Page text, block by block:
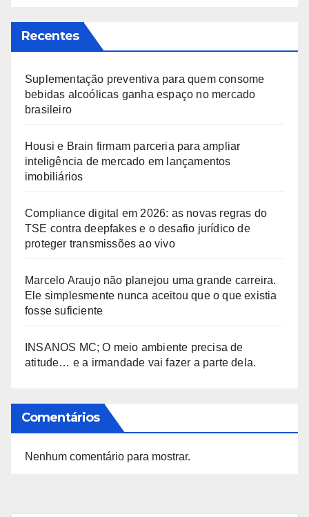
Recentes
Suplementação preventiva para quem consome
bebidas alcoólicas ganha espaço no mercado
brasileiro
Housi e Brain firmam parceria para ampliar
inteligência de mercado em lançamentos
imobiliários
Compliance digital em 2026: as novas regras do
TSE contra deepfakes e o desafio jurídico de
proteger transmissões ao vivo
Marcelo Araujo não planejou uma grande carreira.
Ele simplesmente nunca aceitou que o que existia
fosse suficiente
INSANOS MC; O meio ambiente precisa de
atitude… e a irmandade vai fazer a parte dela.
Comentários
Nenhum comentário para mostrar.